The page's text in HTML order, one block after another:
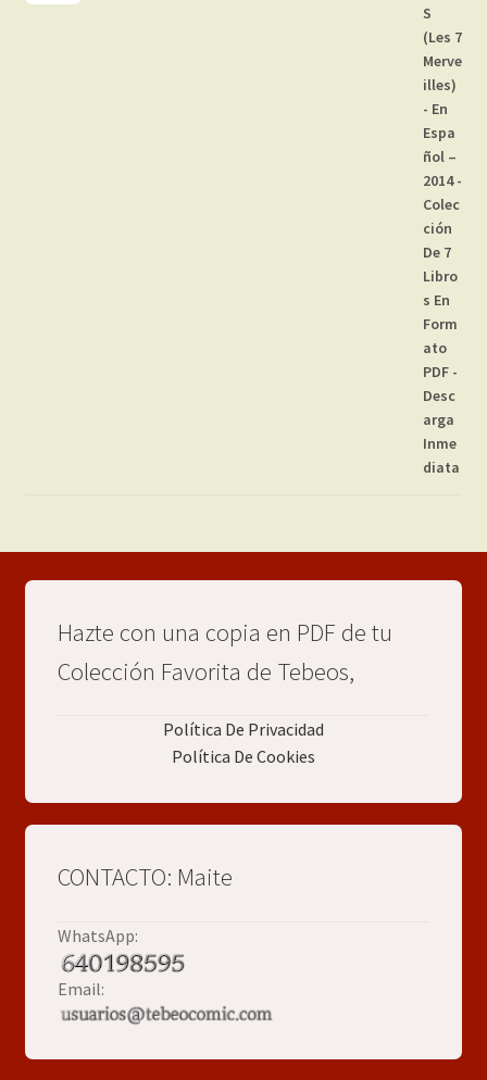
Hazte con una copia en PDF de tu
Colección Favorita de Tebeos,
Política De Privacidad
Política De Cookies
CONTACTO: Maite
WhatsApp:
Email: